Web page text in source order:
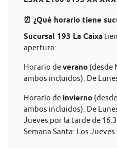
⏰ ¿Qué horario tiene
Sucursal 193 La Caixa
apertura:
Horario deverano (desde
ambos incluidos): De
Horario de invierno
ambos incluidos): De
Jueves por la tarde de
Semana Santa: Los